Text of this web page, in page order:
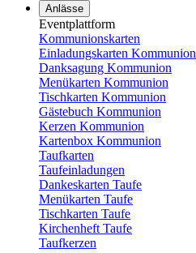
Anlässe
Eventplattform
Kommunionskarten
Einladungskarten Kommunion
Danksagung Kommunion
Menükarten Kommunion
Tischkarten Kommunion
Gästebuch Kommunion
Kerzen Kommunion
Kartenbox Kommunion
Taufkarten
Taufeinladungen
Dankeskarten Taufe
Menükarten Taufe
Tischkarten Taufe
Kirchenheft Taufe
Taufkerzen